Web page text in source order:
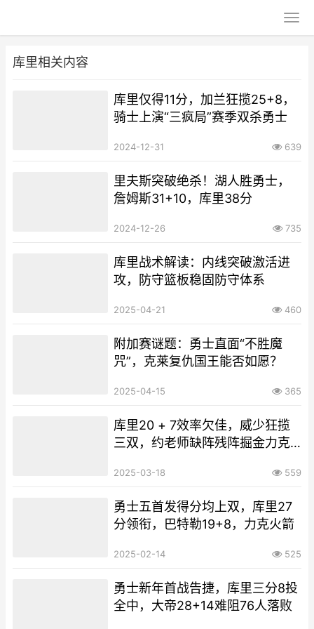
库里相关内容
库里仅得11分，加兰狂揽25+8，
骑士上演“三疯局”赛季双杀勇士
2024-12-31 639
里夫斯突破绝杀！湖人胜勇士，
詹姆斯31+10，库里38分
2024-12-26 735
库里战术解读：内线突破激活进
攻，防守篮板稳固防守体系
2025-04-21 460
附加赛谜题：勇士直面“不胜魔
咒”，克莱复仇国王能否如愿？
2025-04-15 365
库里20 + 7效率欠佳，威少狂揽
三双，约老师缺阵残阵掘金力克
2025-03-18 559
勇士五首发得分均上双，库里27
分领衔，巴特勒19+8，力克火箭
2025-02-14 525
勇士新年首战告捷，库里三分8投
全中，大帝28+14难阻76人落败